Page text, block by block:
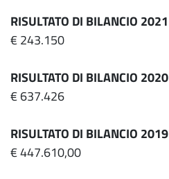
RISULTATO DI BILANCIO 2021
€ 243.150
RISULTATO DI BILANCIO 2020
€ 637.426
RISULTATO DI BILANCIO 2019
€ 447.610,00